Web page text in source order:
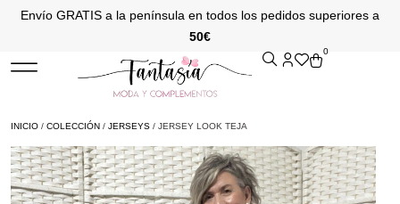
Envío GRATIS a la península en todos los pedidos superiores a
50€
0
INICIO / COLECCIÓN / JERSEYS / JERSEY LOOK TEJA